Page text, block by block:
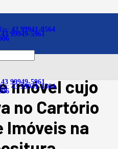
43 99941-0564
43 99949-5961
43 99949-5961
43 99941-0564
de
proposta
imóvel cujo
no Cartório
Imóveis na